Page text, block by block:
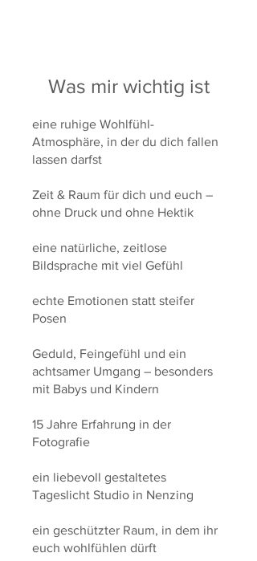
Was mir wichtig ist
eine ruhige Wohlfühl-
Atmosphäre, in der du dich fallen
lassen darfst
Zeit & Raum für dich und euch –
ohne Druck und ohne Hektik
eine natürliche, zeitlose
Bildsprache mit viel Gefühl
echte Emotionen statt steifer
Posen
Geduld, Feingefühl und ein
achtsamer Umgang – besonders
mit Babys und Kindern
15 Jahre Erfahrung in der
Fotografie
ein liebevoll gestaltetes
Tageslicht Studio in Nenzing
ein geschützter Raum, in dem ihr
euch wohlfühlen dürft